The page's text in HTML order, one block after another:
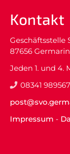
Kontakt
Geschäftsstelle
87656
Jeden 1. und 4.
08341 989567
Impressum -